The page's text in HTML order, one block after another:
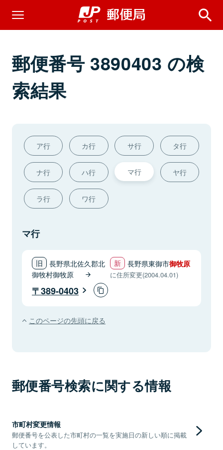
郵便番号 3890403 の検
索結果
ア行 カ行 サ行 タ行
ナ行 ハ行 マ行 ヤ行
ラ行 ワ行
マ行
長野県北佐久郡北
御牧村御牧原
長野県東御市御牧原
に住所変更(2004.04.01)
389-0403
このページの先頭に戻る
郵便番号検索に関する情報
市町村変更情報
郵便番号を公表した市町村の一覧を実施日の新しい順に掲載
しています。